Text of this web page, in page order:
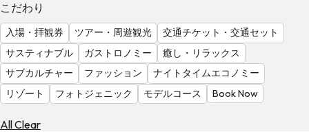
る
気
を
見
る
こだわり
入場・拝観券 ツアー・周遊観光
交通チケット・交通セット
サスティナブル
ガストロノミー
癒し・リラックス
サブカルチャー
ファッション
ナイトタイムエコノミー
リゾート
フォトジェニック モデルコース Book Now
All Clear